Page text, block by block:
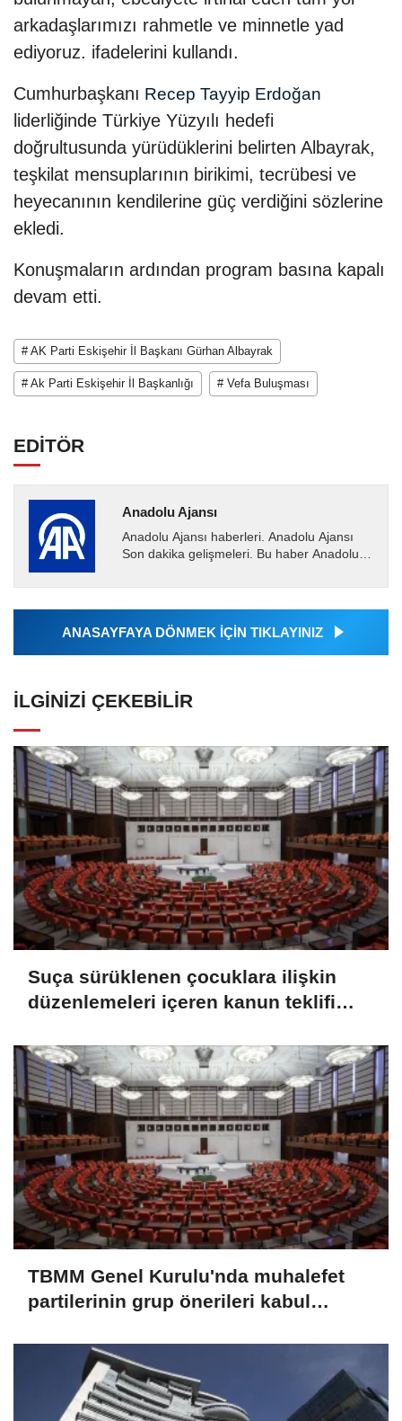
arkadaşlarımızı rahmetle ve minnetle yad
ediyoruz. ifadelerini kullandı.
Cumhurbaşkanı Recep Tayyip Erdoğan
liderliğinde Türkiye Yüzyılı hedefi
doğrultusunda yürüdüklerini belirten Albayrak,
teşkilat mensuplarının birikimi, tecrübesi ve
heyecanının kendilerine güç verdiğini sözlerine
ekledi.
Konuşmaların ardından program basına kapalı
devam etti.
# AK Parti Eskişehir İl Başkanı Gürhan Albayrak
# Ak Parti Eskişehir İl Başkanlığı # Vefa Buluşması
EDİTÖR
Anadolu Ajansı
Anadolu Ajansı haberleri. Anadolu Ajansı
Son dakika gelişmeleri. Bu haber Anadolu
Ajansı tarafından...
ANASAYFAYA DÖNMEK İÇİN TIKLAYINIZ
İLGINIZI ÇEKEBILIR
Suça sürüklenen çocuklara ilişkin
düzenlemeleri içeren kanun teklifi
TBMM Genel Kurulu'nda muhalefet
partilerinin grup önerileri kabul